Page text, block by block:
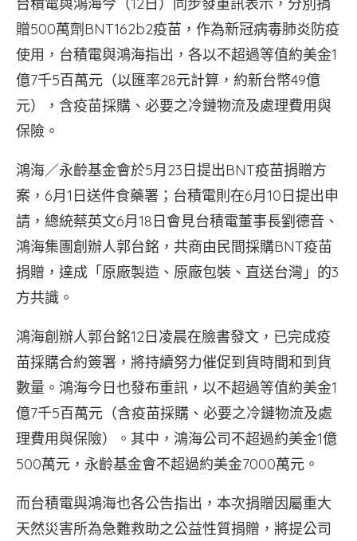
贈500萬劑BNT162b2疫苗，作為新冠病毒肺炎防疫
使用，台積電與鴻海指出，各以不超過等值約美金1
億7千5百萬元（以匯率28元計算，約新台幣49億
元），含疫苗採購、必要之冷鏈物流及處理費用與
保險。
鴻海／永齡基金會於5月23日提出BNT疫苗捐贈方
案，6月1日送件食藥署；台積電則在6月10日提出申
請，總統蔡英文6月18日會見台積電董事長劉德音、
鴻海集團創辦人郭台銘，共商由民間採購BNT疫苗
捐贈，達成「原廠製造、原廠包裝、直送台灣」的3
方共識。
鴻海創辦人郭台銘12日凌晨在臉書發文，已完成疫
苗採購合約簽署，將持續努力催促到貨時間和到貨
數量。鴻海今日也發布重訊，以不超過等值約美金1
億7千5百萬元（含疫苗採購、必要之冷鏈物流及處
理費用與保險）。其中，鴻海公司不超過約美金1億
500萬元，永齡基金會不超過約美金7000萬元。
而台積電與鴻海也各公告指出，本次捐贈因屬重大
天然災害所為急難救助之公益性質捐贈，將提公司